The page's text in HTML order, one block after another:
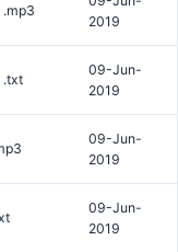
.mp3
2019
.txt
09-Jun-
2019
09-Jun-
2019
09-Jun-
2019